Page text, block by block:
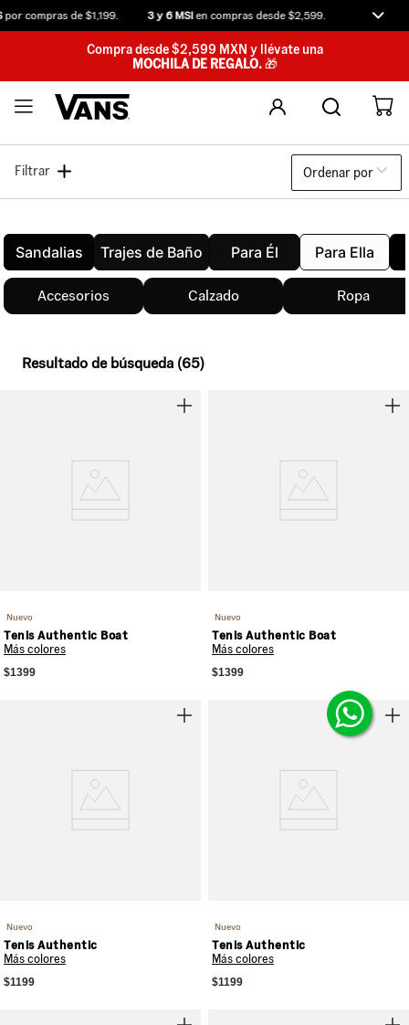
compras de $1,199. 3 y 6 MSIen compras desde $2,599. Compra
Compra desde $2,599 MXN y llévate una
MOCHILA DE REGALO.🎁
Filtrar Ordenar por
Sandalias Trajes de Baño Para Él Para Ella
Accesorios Calzado Ropa
Resultado de búsqueda (65)
Nuevo
Tenis Authentic Boat
Más colores
$1399
Nuevo
Tenis Authentic Boat
Más colores
$1399
Nuevo
Tenis Authentic
Más colores
$1199
Nuevo
Tenis Authentic
Más colores
$1199